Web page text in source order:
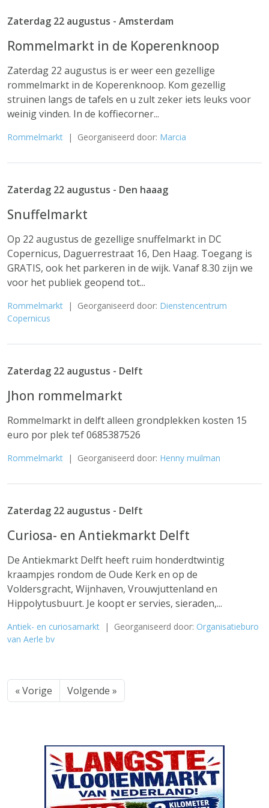
Zaterdag 22 augustus - Amsterdam
Rommelmarkt in de Koperenknoop
Zaterdag 22 augustus is er weer een gezellige
rommelmarkt in de Koperenknoop. Kom gezellig
struinen langs de tafels en u zult zeker iets leuks voor
weinig vinden. In de koffiecorner...
Rommelmarkt | Georganiseerd door: Marcia
Zaterdag 22 augustus - Den haaag
Snuffelmarkt
Op 22 augustus de gezellige snuffelmarkt in DC
Copernicus, Daguerrestraat 16, Den Haag. Toegang is
GRATIS, ook het parkeren in de wijk. Vanaf 8.30 zijn we
voor het publiek geopend tot...
Rommelmarkt | Georganiseerd door: Dienstencentrum
Copernicus
Zaterdag 22 augustus - Delft
Jhon rommelmarkt
Rommelmarkt in delft alleen grondplekken kosten 15
euro por plek tef 0685387526
Rommelmarkt | Georganiseerd door: Henny muilman
Zaterdag 22 augustus - Delft
Curiosa- en Antiekmarkt Delft
De Antiekmarkt Delft heeft ruim honderdtwintig
kraampjes rondom de Oude Kerk en op de
Voldersgracht, Wijnhaven, Vrouwjuttenland en
Hippolytusbuurt. Je koopt er servies, sieraden,...
Antiek- en curiosamarkt | Georganiseerd door: Organisatieburo
van Aerle bv
« Vorige Volgende »